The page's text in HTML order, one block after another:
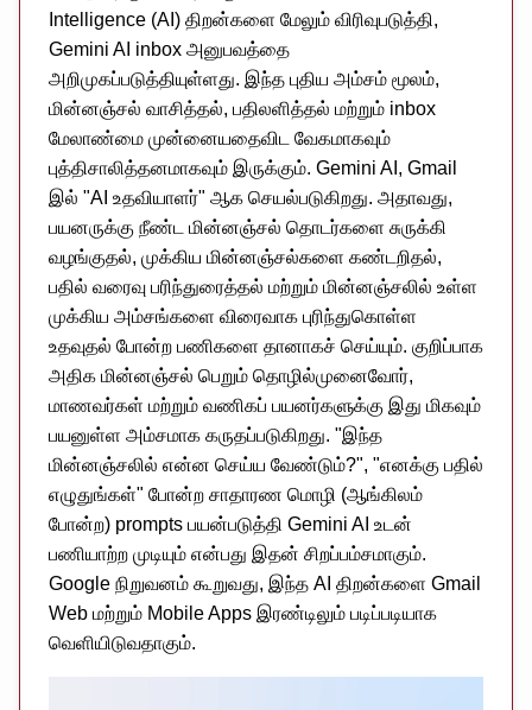
Intelligence (AI) திறன்களை மேலும் விரிவுபடுத்தி,
Gemini AI inbox அனுபவத்தை
அறிமுகப்படுத்தியுள்ளது. இந்த புதிய அம்சம் மூலம்,
மின்னஞ்சல் வாசித்தல், பதிலளித்தல் மற்றும் inbox
மேலாண்மை முன்னையதைவிட வேகமாகவும்
புத்திசாலித்தனமாகவும் இருக்கும். Gemini AI, Gmail
இல் "AI உதவியாளர்" ஆக செயல்படுகிறது. அதாவது,
பயனருக்கு நீண்ட மின்னஞ்சல் தொடர்களை சுருக்கி
வழங்குதல், முக்கிய மின்னஞ்சல்களை கண்டறிதல்,
பதில் வரைவு பரிந்துரைத்தல் மற்றும் மின்னஞ்சலில் உள்ள
முக்கிய அம்சங்களை விரைவாக புரிந்துகொள்ள
உதவுதல் போன்ற பணிகளை தானாகச் செய்யும். குறிப்பாக
அதிக மின்னஞ்சல் பெறும் தொழில்முனைவோர்,
மாணவர்கள் மற்றும் வணிகப் பயனர்களுக்கு இது மிகவும்
பயனுள்ள அம்சமாக கருதப்படுகிறது. "இந்த
மின்னஞ்சலில் என்ன செய்ய வேண்டும்?", "எனக்கு பதில்
எழுதுங்கள்" போன்ற சாதாரண மொழி (ஆங்கிலம்
போன்ற) prompts பயன்படுத்தி Gemini AI உடன்
பணியாற்ற முடியும் என்பது இதன் சிறப்பம்சமாகும்.
Google நிறுவனம் கூறுவது, இந்த AI திறன்களை Gmail
Web மற்றும் Mobile Apps இரண்டிலும் படிப்படியாக
வெளியிடுவதாகும்.